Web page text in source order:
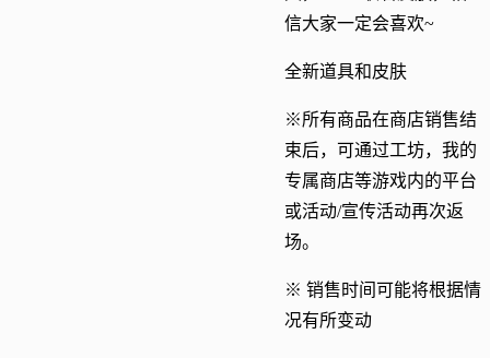
信大家一定会喜欢~
全新道具和皮肤
※所有商品在商店销售结
束后，可通过工坊，我的
专属商店等游戏内的平台
或活动/宣传活动再次返
场。
※ 销售时间可能将根据情
况有所变动